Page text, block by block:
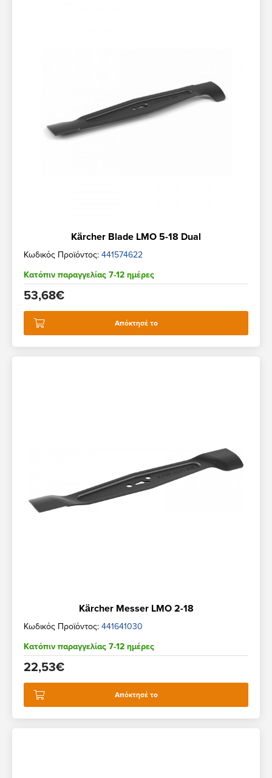
Kärcher Blade LMO 5-18 Dual
Κωδικός Προϊόντος: 441574622
Κατόπιν παραγγελίας 7-12 ημέρες
53,68€
Απόκτησέ το
Kärcher Messer LMO 2-18
Κωδικός Προϊόντος: 441641030
Κατόπιν παραγγελίας 7-12 ημέρες
22,53€
Απόκτησέ το